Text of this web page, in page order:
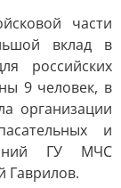
части
вклад в
российских
9 человек, в
организации
и
ГУ МЧС
Гаврилов.